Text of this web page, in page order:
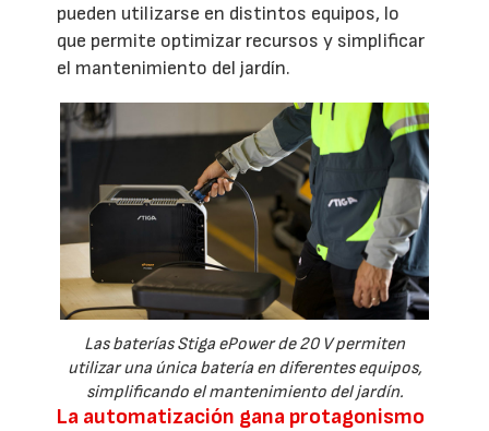
pueden utilizarse en distintos equipos, lo
que permite optimizar recursos y simplificar
el mantenimiento del jardín.
Las baterías Stiga ePower de 20 V permiten
utilizar una única batería en diferentes equipos,
simplificando el mantenimiento del jardín.
La automatización gana protagonismo